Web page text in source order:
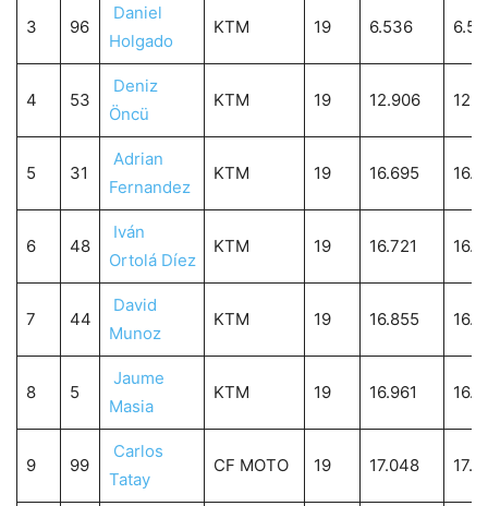
3 96
Daniel
Holgado
KTM 19 6.536
4 53
Deniz
Öncü
KTM 19 12.906
5 31
Adrian
Fernandez
KTM 19 16.695
6 48
Iván
Ortolá Díez
KTM 19 16.721
7 44
David
Munoz
KTM 19 16.855
8 5
Jaume
Masia
KTM 19 16.961
9 99
Carlos
Tatay
CF MOTO 19 17.048